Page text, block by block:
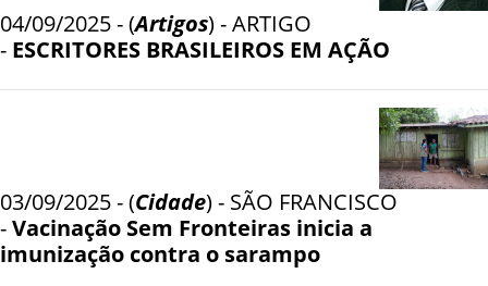
04/09/2025 - (Artigos) - ARTIGO
- ESCRITORES BRASILEIROS EM AÇÃO
03/09/2025 - (Cidade) - SÃO FRANCISCO
-Vacinação Sem Fronteiras inicia a
imunização contra o sarampo